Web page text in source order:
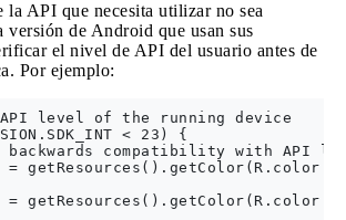
la API que necesita utilizar no sea
versión de Android que usan sus
el nivel de API del usuario antes de
Por ejemplo:
level of the running device
< 23) {
backwards compatibility with API
=
=